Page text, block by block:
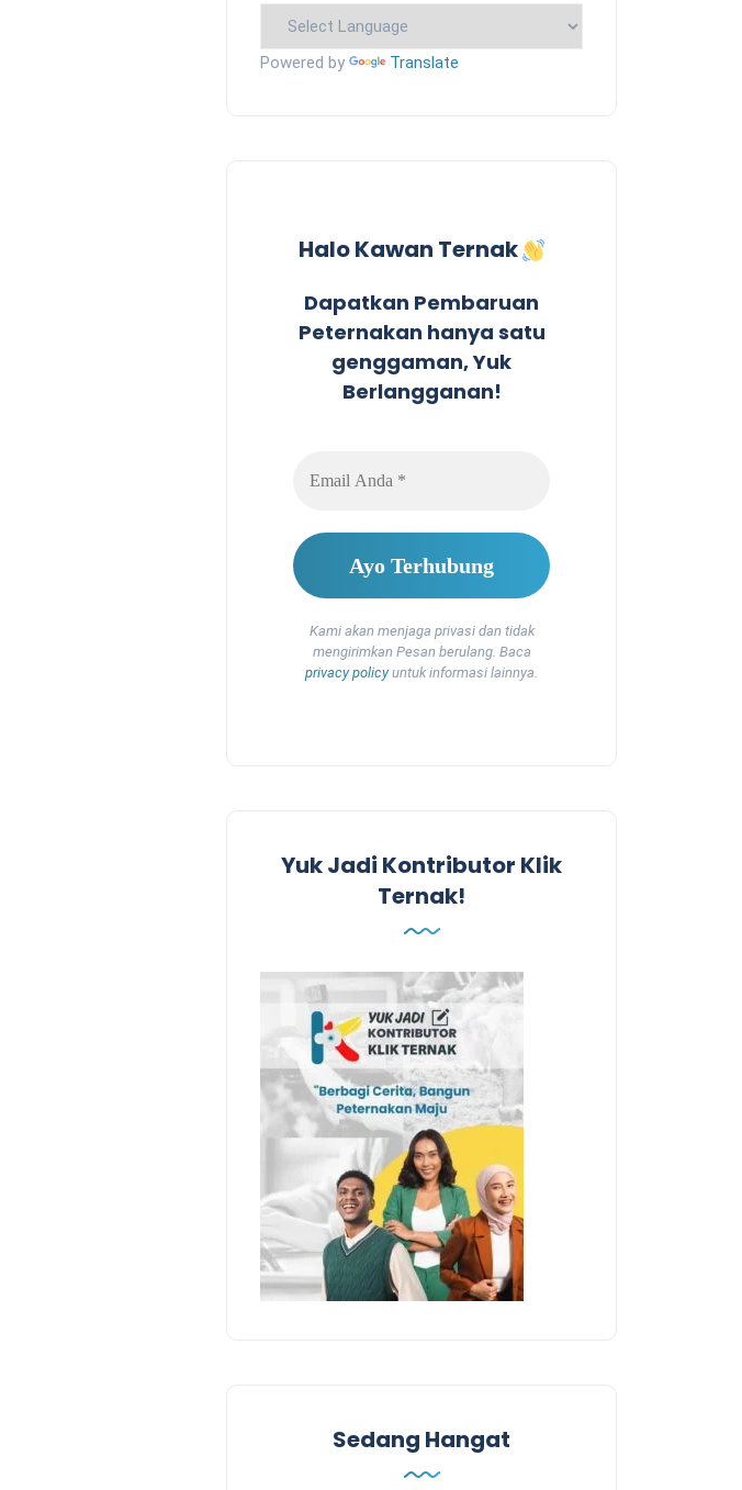
Powered by Translate
Halo Kawan Ternak
Dapatkan Pembaruan
Peternakan hanya satu
genggaman, Yuk
Berlangganan!
Kami akan menjaga privasi dan tidak
mengirimkan Pesan berulang. Baca
privacy policyuntuk informasi lainnya.
Yuk Jadi Kontributor Klik
Ternak!
Sedang Hangat